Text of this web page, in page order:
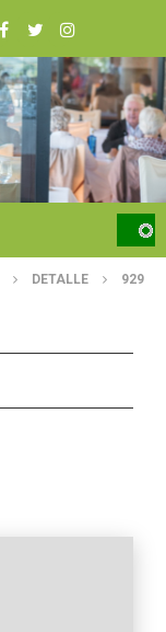
DETALLE 929